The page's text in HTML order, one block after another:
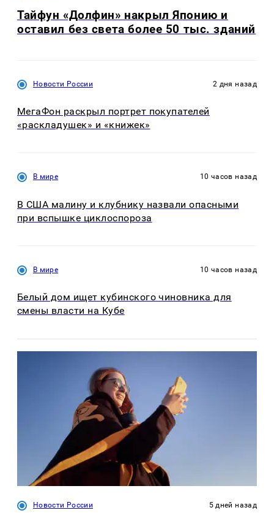
Тайфун «Долфин» накрыл Японию и
оставил без света более 50 тыс. зданий
Новости России 2 дня назад
МегаФон раскрыл портрет покупателей
«раскладушек» и «книжек»
В мире 10 часов назад
В США малину и клубнику назвали опасными
при вспышке циклоспороза
В мире 10 часов назад
Белый дом ищет кубинского чиновника для
смены власти на Кубе
Новости России 5 дней назад